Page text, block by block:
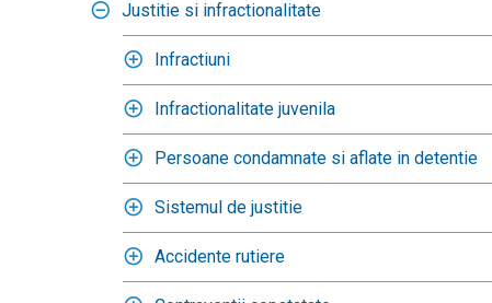
Justitie si infractionalitate
Infractiuni
Infractionalitate juvenila
Persoane condamnate si aflate in detentie
Sistemul de justitie
Accidente rutiere